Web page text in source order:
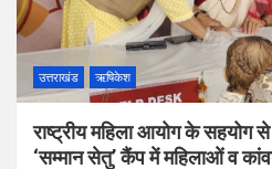
उत्तराखंड ऋषिकेश
राष्ट्रीय महिला आयोग के
‘सम्मान सेतु’ कैंप में महिलाओं व